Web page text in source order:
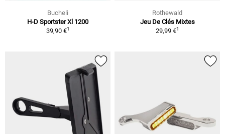
Bucheli
H-D Sportster Xl 1200
39,90 €1
Rothewald
Jeu De Clés Mixtes
29,99 €1